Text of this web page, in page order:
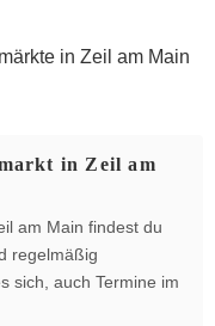
in Zeil am Main
in Zeil am
am Main findest du
regelmäßig
sich, auch Termine im